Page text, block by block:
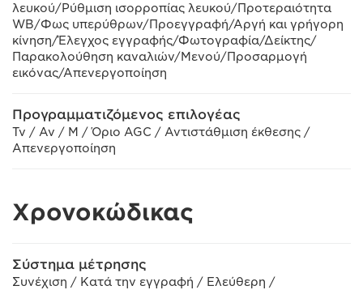
λευκού/Ρύθμιση ισορροπίας λευκού/Προτεραιότητα
WB/Φως υπερύθρων/Προεγγραφή/Αργή και γρήγορη
κίνηση/Έλεγχος εγγραφής/Φωτογραφία/Δείκτης/
Παρακολούθηση καναλιών/Μενού/Προσαρμογή
εικόνας/Απενεργοποίηση
Προγραμματιζόμενος επιλογέας
Tv / Av / M / Όριο AGC / Αντιστάθμιση έκθεσης /
Απενεργοποίηση
Χρονοκώδικας
Σύστημα μέτρησης
Συνέχιση / Κατά την εγγραφή / Ελεύθερη /